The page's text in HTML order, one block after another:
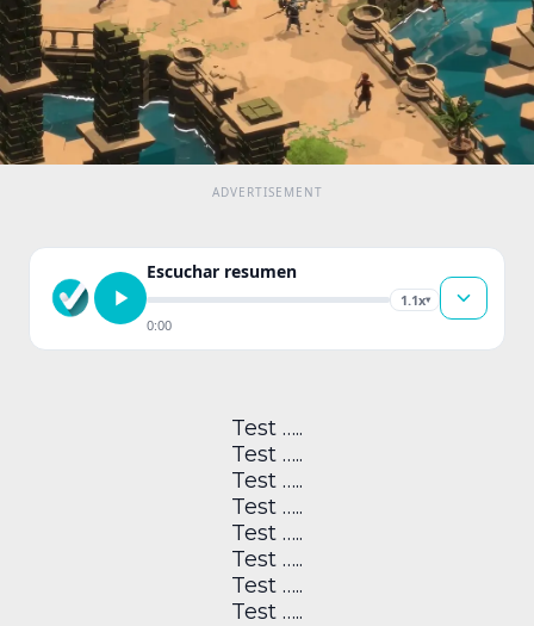
Escuchar resumen
1.1x▾
0:00
Test …..
Test …..
Test …..
Test …..
Test …..
Test …..
Test …..
Test …..